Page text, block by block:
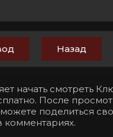
Назад
начать смотреть
После
поделиться
комментариях.